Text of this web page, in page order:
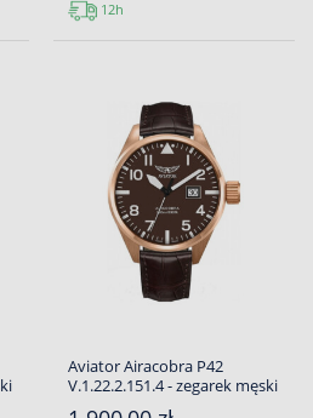
12h
Aviator Airacobra P42
V.1.22.2.151.4 - zegarek męski